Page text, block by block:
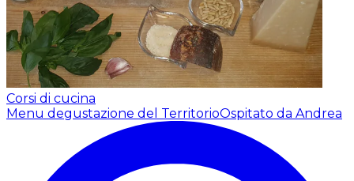
Corsi di cucina
Menu degustazione del TerritorioOspitato da Andrea